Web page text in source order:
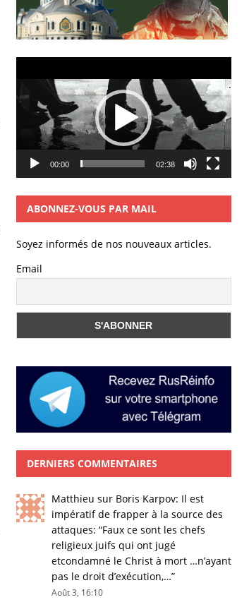
vidéo
00:00 02:38
ABONNEZ-VOUS PAR MAIL
Soyez informés de nos nouveaux articles.
Email
DERNIERS COMMENTAIRES
Matthieu sur Boris Karpov: Il est
impératif de frapper à la source des
attaques: “Faux ce sont les chefs
religieux juifs qui ont jugé
etcondamné le Christ à mort …n’ayant
pas le droit d’exécution,…”
Août 3, 16:10